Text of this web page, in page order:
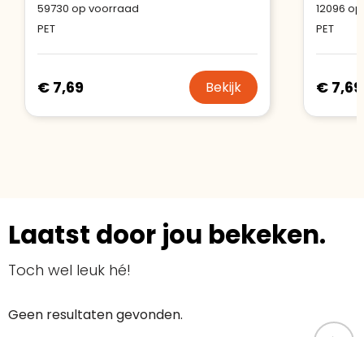
59730 op voorraad
PET
€ 7,69 Bekijk
12096
PET
€ 7,69
Laatst door jou bekeken.
Toch wel leuk hé!
Geen resultaten gevonden.